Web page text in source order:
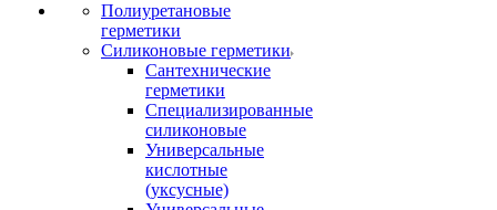
Полиуретановые
герметики
Силиконовые герметики
Сантехнические
герметики
Специализированные
силиконовые
Универсальные
кислотные
(уксусные)